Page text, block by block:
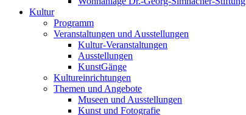
Kultur
Programm
Veranstaltungen und Ausstellungen
Kultur-Veranstaltungen
Ausstellungen
KunstGänge
Kultureinrichtungen
Themen und Angebote
Museen und Ausstellungen
Kunst und Fotografie